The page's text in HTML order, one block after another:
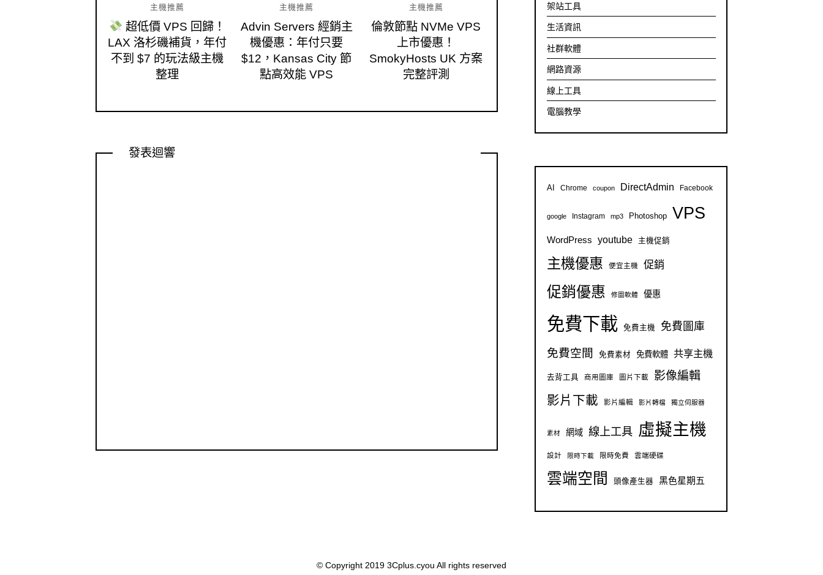
主機推薦
超低價 VPS 回歸！
LAX 洛杉磯補貨，年付
不到 $7 的玩法級主機
整理
主機推薦
Advin Servers 經銷主
機優惠：年付只要
$12，Kansas City 節
點高效能 VPS
主機推薦
倫敦節點 NVMe VPS
上市優惠！
SmokyHosts UK 方案
完整評測
發表迴響
架站工具
生活資訊
社群軟體
網路資源
線上工具
電腦教學
AI Chrome coupon DirectAdmin Facebook
google Instagram mp3 Photoshop VPS
WordPress youtube 主機促銷
主機優惠 便宜主機 促銷
促銷優惠 修圖軟體 優惠
免費下載 免費主機 免費圖庫
免費空間 免費素材 免費軟體 共享主機
去背工具 商用圖庫 圖片下載 影像編輯
影片下載 影片編輯 影片轉檔 獨立伺服器
素材 網域 線上工具 虛擬主機
設計 限時下載 限時免費 雲端硬碟
雲端空間 頭像產生器 黑色星期五
© Copyright 2019 3Cplus.cyou All rights reserved